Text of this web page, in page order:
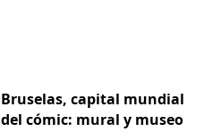
Bruselas, capital mundial
del cómic: mural y museo